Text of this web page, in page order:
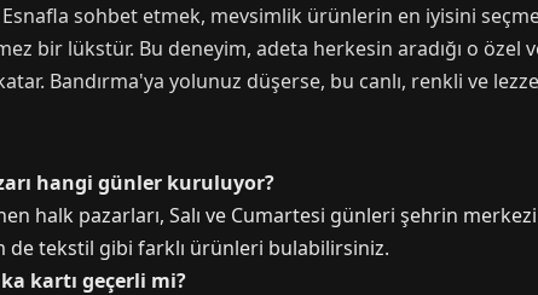
Esnafla sohbet etmek, mevsimlik ürünlerin en iyisini
bir lükstür. Bu deneyim, adeta herkesin aradığı o özel
Bandırma'ya yolunuz düşerse, bu canlı, renkli ve
hangi günler kuruluyor?
halk pazarları, Salı ve Cumartesi günleri şehrin
de tekstil gibi farklı ürünleri bulabilirsiniz.
kartı geçerli mi?